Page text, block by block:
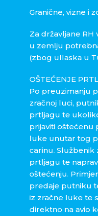
Granične, vizne i
Za državljane RH
u zemlju
(zbog ullaska u
OŠTEĆENJE
Po preuzimanju
zračnoj luci,
prtljagu te
prijaviti oštećenu
luke unutar tog
carinu.
prtljagu te
oštećenju.
predaje putniku
iz zračne luke te
direktno na avio